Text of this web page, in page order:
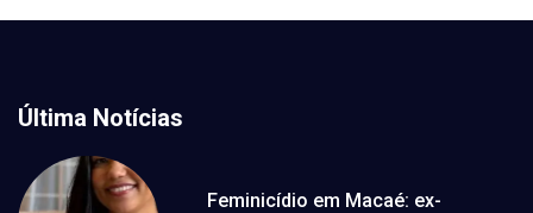
Última Notícias
Feminicídio em Macaé: ex-